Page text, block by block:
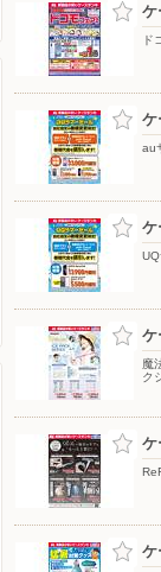
夏のスマホ＆ネット
ケ
ド
ケ
au
ケ
ケ
魔
ク
ケ
ケ